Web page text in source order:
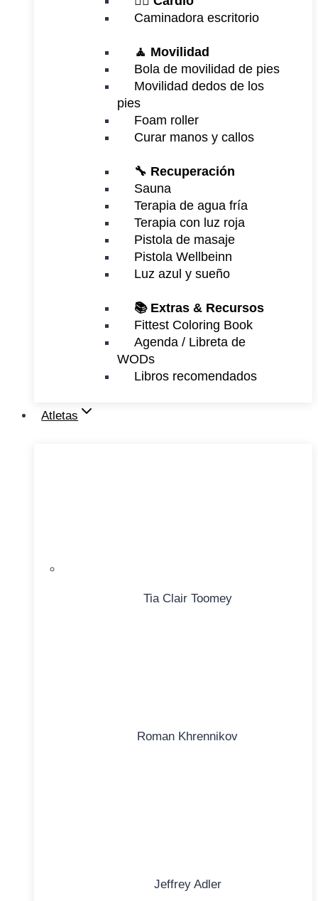
Caminadora escritorio
🧘 Movilidad
Bola de movilidad de pies
Movilidad dedos de los
pies
Foam roller
Curar manos y callos
🔧 Recuperación
Sauna
Terapia de agua fría
Terapia con luz roja
Pistola de masaje
Pistola Wellbeinn
Luz azul y sueño
📚 Extras & Recursos
Fittest Coloring Book
Agenda / Libreta de
WODs
Libros recomendados
Atletas
Tia Clair Toomey
Roman Khrennikov
Jeffrey Adler